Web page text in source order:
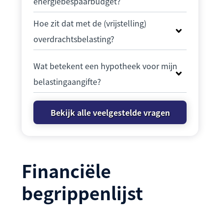
Financiële
begrippenlijst
Hoe zit dat met de (vrijstelling)
overdrachtsbelasting?
Wat betekent een hypotheek voor mijn
belastingaangifte?
Bekijk alle veelgestelde vragen